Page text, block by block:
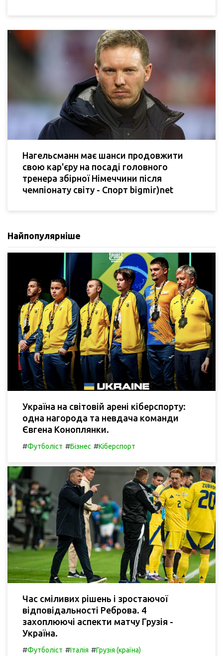
Нагельсманн має шанси продовжити
свою кар'єру на посаді головного
тренера збірної Німеччини після
чемпіонату світу - Спорт bigmir)net
Найпопулярніше
Україна на світовій арені кіберспорту:
одна нагорода та невдача команди
Євгена Коноплянки.
#Футболіст #Бізнес #Кіберспорт
Час сміливих рішень і зростаючої
відповідальності Реброва. 4
захоплюючі аспекти матчу Грузія -
Україна.
#Футболіст #Італія #Грузія (країна)